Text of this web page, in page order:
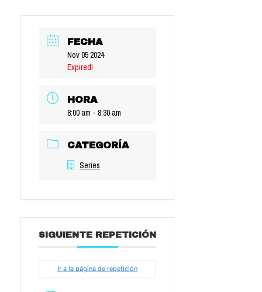
FECHA
Nov 05 2024
Expired!
HORA
8:00 am - 8:30 am
CATEGORÍA
Series
SIGUIENTE REPETICIÓN
Ir a la página de repetición